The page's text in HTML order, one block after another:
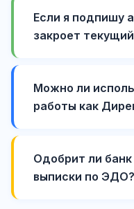
Если я подпишу
закроет
Можно ли
работы как
Одобрит ли
выписки по ЭДО?